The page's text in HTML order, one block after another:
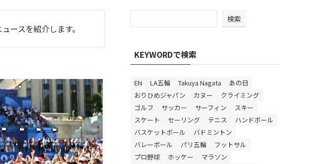
ースを紹介します。
検索
KEYWORDで検索
EN LA五輪 Takuya Nagata
あの日
おりひめジャパン
カヌー
クライミング
ゴルフ
サッカー サーフィン
スキー
スケート
セーリング テニス
ハンドボール
バスケットボール
バドミントン
バレーボール
パリ五輪
フットサル
プロ野球
ホッケー
マラソン